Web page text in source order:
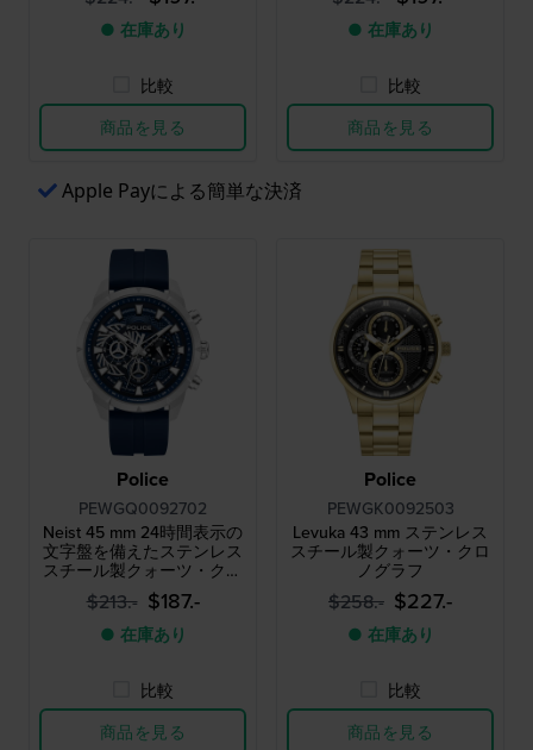
● 在庫あり
比較
商品を見る
● 在庫あり
比較
商品を見る
Apple Payによる簡単な決済
Police
PEWGQ0092702
Neist 45 mm 24時間表示の
文字盤を備えたステンレス
スチール製クォーツ・クロ
ノグラフ
$213.- $187.-
● 在庫あり
比較
商品を見る
Police
PEWGK0092503
Levuka 43 mm ステンレス
スチール製クォーツ・クロ
ノグラフ
$258.- $227.-
● 在庫あり
比較
商品を見る